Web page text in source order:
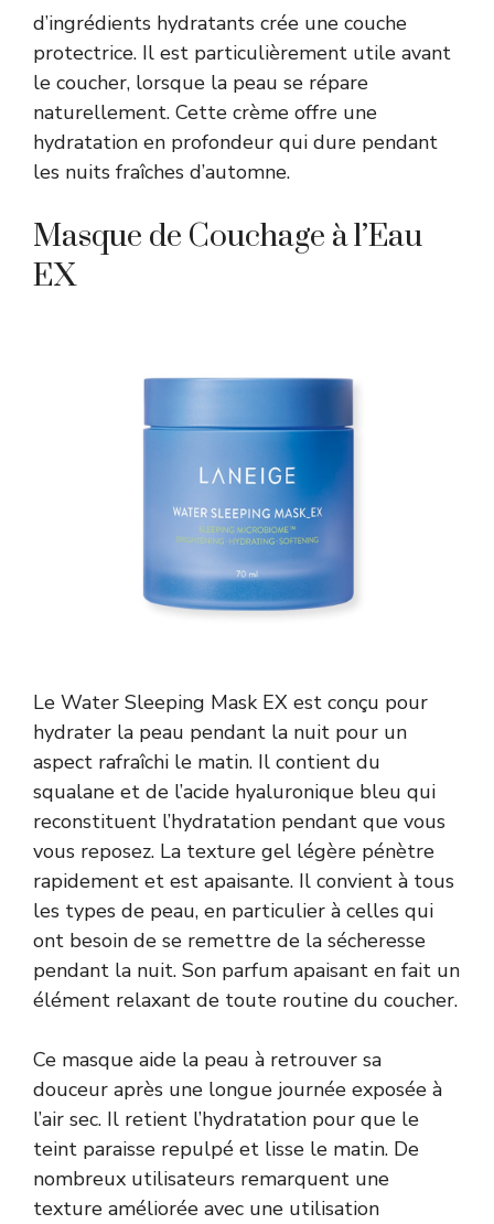
d’ingrédients hydratants crée une couche
protectrice. Il est particulièrement utile avant
le coucher, lorsque la peau se répare
naturellement. Cette crème offre une
hydratation en profondeur qui dure pendant
les nuits fraîches d’automne.
Masque de Couchage à l’Eau
EX
Le Water Sleeping Mask EX est conçu pour
hydrater la peau pendant la nuit pour un
aspect rafraîchi le matin. Il contient du
squalane et de l’acide hyaluronique bleu qui
reconstituent l’hydratation pendant que vous
vous reposez. La texture gel légère pénètre
rapidement et est apaisante. Il convient à tous
les types de peau, en particulier à celles qui
ont besoin de se remettre de la sécheresse
pendant la nuit. Son parfum apaisant en fait un
élément relaxant de toute routine du coucher.
Ce masque aide la peau à retrouver sa
douceur après une longue journée exposée à
l’air sec. Il retient l’hydratation pour que le
teint paraisse repulpé et lisse le matin. De
nombreux utilisateurs remarquent une
texture améliorée avec une utilisation